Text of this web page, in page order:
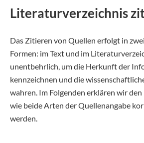
Literaturverzeichnis
Das Zitieren von Quellen erfolgt in
Formen: im Text und im
unentbehrlich, um die Herkunft der
kennzeichnen und die
wahren. Im Folgenden erklären wir
wie beide Arten der Quellenangabe
werden.